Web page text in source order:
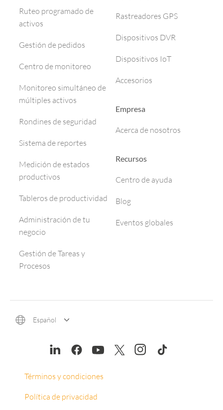
Ruteo programado de
activos
Gestión de pedidos
Centro de monitoreo
Monitoreo simultáneo de
múltiples activos
Rondines de seguridad
Sistema de reportes
Medición de estados
productivos
Tableros de productividad
Administración de tu
negocio
Gestión de Tareas y
Procesos
Rastreadores GPS
Dispositivos DVR
Dispositivos IoT
Accesorios
Empresa
Acerca de nosotros
Recursos
Centro de ayuda
Blog
Eventos globales
Español
Términos y condiciones
Política de privacidad